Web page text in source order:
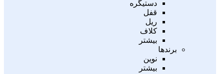
دستیگره
قفل
ریل
کلاف
بیشتر
برندها
نوین
بیشتر